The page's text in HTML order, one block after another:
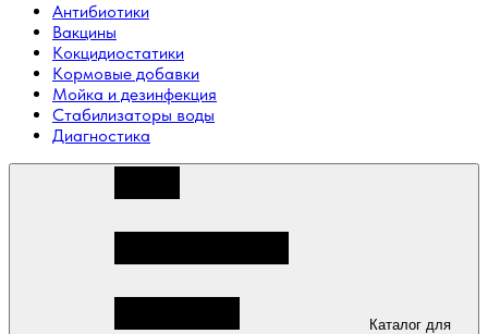
Антибиотики
Вакцины
Кокцидиостатики
Кормовые добавки
Мойка и дезинфекция
Стабилизаторы воды
Диагностика